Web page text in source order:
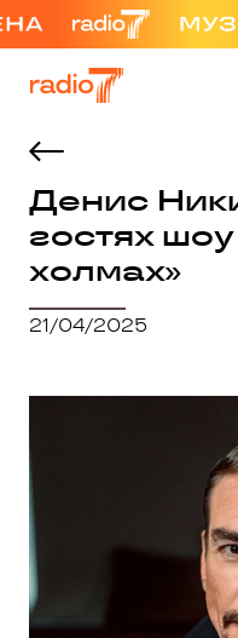
Денис
гостях
холмах»
21/04/2025